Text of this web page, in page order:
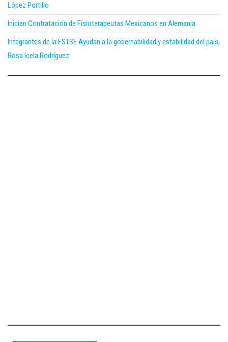
López Portillo
Inician Contratación de Fisioterapeutas Mexicanos en Alemania
Integrantes de la FSTSE Ayudan a la gobernabilidad y estabilidad del país,
Rosa Icela Rodríguez